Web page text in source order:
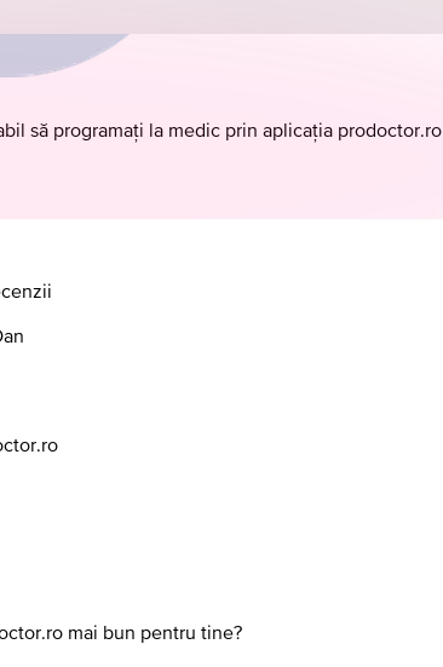
să programați la medic prin aplicația prodoctor.ro
mai bun pentru tine?